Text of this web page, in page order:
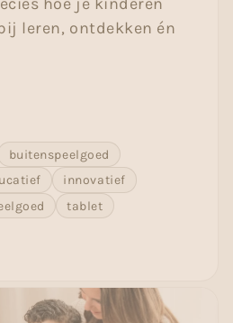
leren, ontdekken én
buitenspeelgoed
innovatief
tablet